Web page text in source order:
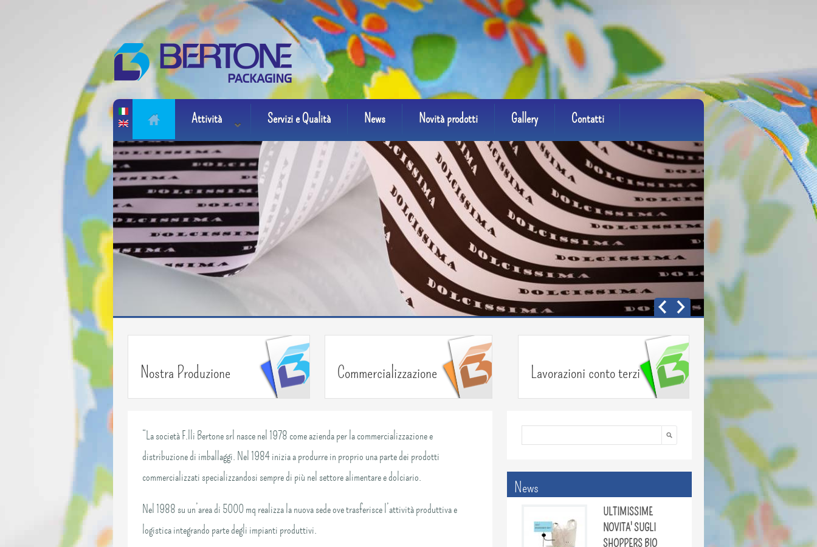
Main menu Attività Servizi e Qualità News Novità prodotti Gallery Contatti
Nostra Produzione Commercializzazione Lavorazioni conto terzi
“La società F.lli Bertone srl nasce nel 1978 come azienda per la commercializzazione e
distribuzione di imballaggi. Nel 1984 inizia a produrre in proprio una parte dei prodotti
commercializzati specializzandosi sempre di più nel settore alimentare e dolciario.
Nel 1988 su un’area di 5000 mq realizza la nuova sede ove trasferisce l’attività produttiva e
logistica integrando parte degli impianti produttivi.
Form di ricerca
Cerca
News
ULTIMISSIME
NOVITA' SUGLI
SHOPPERS BIO